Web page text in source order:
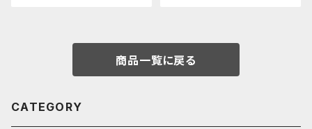
商品一覧に戻る
CATEGORY